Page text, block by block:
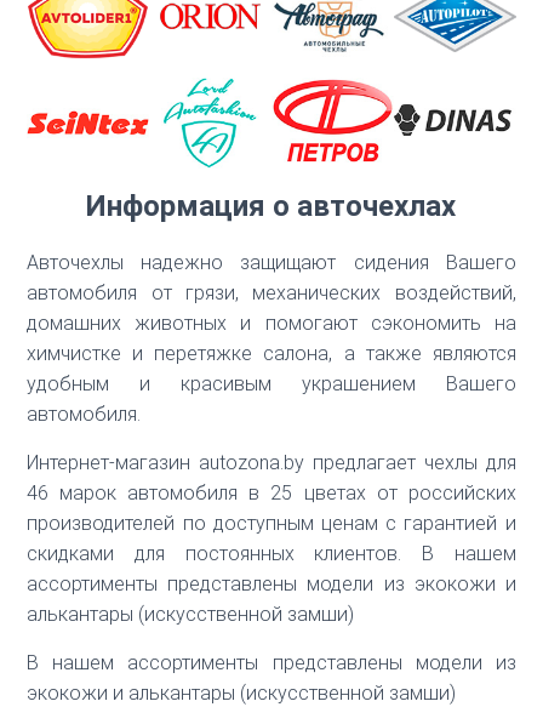
Скрыть
Информация о авточехлах
Авточехлы надежно защищают сидения Вашего
автомобиля от грязи, механических воздействий,
домашних животных и помогают сэкономить на
химчистке и перетяжке салона, а также являются
удобным и красивым украшением Вашего
автомобиля.
Интернет-магазин autozona.by предлагает чехлы для
46 марок автомобиля в 25 цветах от российских
производителей по доступным ценам с гарантией и
скидками для постоянных клиентов. В нашем
ассортименты представлены модели из экокожи и
алькантары (искусственной замши)
В нашем ассортименты представлены модели из
экокожи и алькантары (искусственной замши)